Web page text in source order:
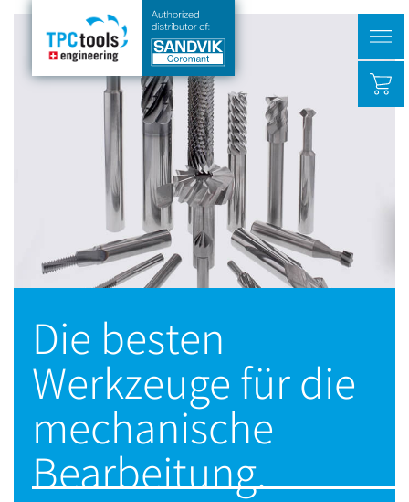
Die besten
Werkzeuge für die
mechanische
Bearbeitung.